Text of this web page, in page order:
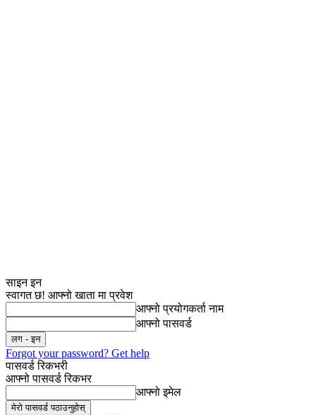
साइन इन
स्वागत छ! आफ्नो खाता मा प्रवेश
आफ्नो प्रयोगकर्ता नाम
आफ्नो पासवर्ड
Forgot your password? Get help
पासवर्ड रिकभरी
आफ्नो पासवर्ड रिकभर
आफ्नो इमेल